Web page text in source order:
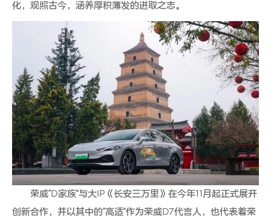
化，观照古今，涵养厚积薄发的进取之志。
荣威“D家族”与大IP《长安三万里》在今年11月起正式展开
创新合作，并以其中的“高适”作为荣威D7代言人，也代表着荣